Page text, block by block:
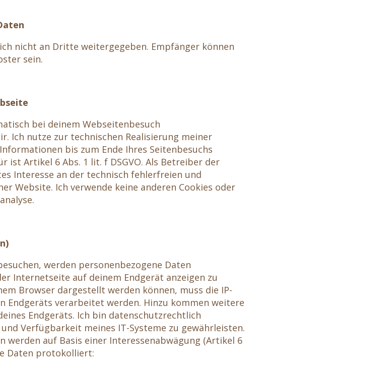
nicht an Dritte weitergegeben. Empfänger können
sein.
bei deinem Webseitenbesuch
Ich nutze zur technischen Realisierung meiner
bis zum Ende Ihres Seitenbesuchs
ist Artikel 6 Abs. 1 lit. f DSGVO. Als Betreiber der
Interesse an der technisch fehlerfreien und
Website. Ich verwende keine anderen Cookies oder
werden personenbezogene Daten
Internetseite auf deinem Endgerät anzeigen zu
Browser dargestellt werden können, muss die IP-
Endgeräts verarbeitet werden. Hinzu kommen weitere
Endgeräts. Ich bin datenschutzrechtlich
Verfügbarkeit meines IT-Systeme zu gewährleisten.
werden auf Basis einer Interessenabwägung (Artikel 6
Daten protokolliert: